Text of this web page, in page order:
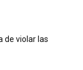
de violar las